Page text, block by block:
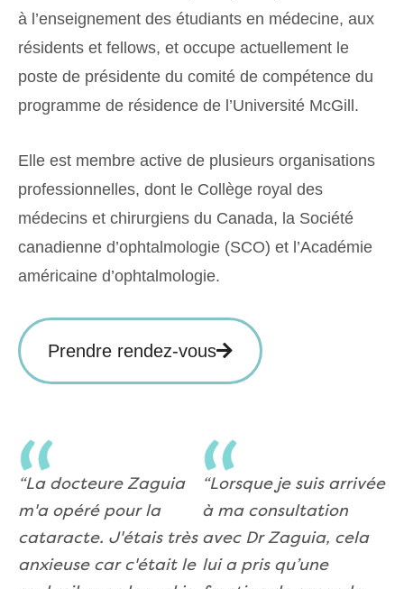
à l’enseignement des étudiants en médecine, aux
résidents et fellows, et occupe actuellement le
poste de présidente du comité de compétence du
programme de résidence de l’Université McGill.
Elle est membre active de plusieurs organisations
professionnelles, dont le Collège royal des
médecins et chirurgiens du Canada, la Société
canadienne d’ophtalmologie (SCO) et l’Académie
américaine d’ophtalmologie.
Prendre rendez-vous
“La docteure Zaguia
m'a opéré pour la
cataracte. J'étais très
anxieuse car c'était le
“Lorsque je suis arrivée
à ma consultation
avec Dr Zaguia, cela
lui a pris qu’une